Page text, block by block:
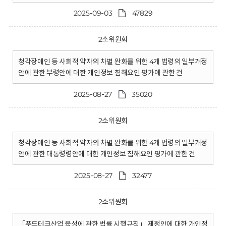
2025-09-03 47829
2소위원회
청각장애인 등 사회적 약자의 차별 완화를 위한 4개 법령의 일부개정
안에 관한 부령안에 대한 개인정보 침해요인 평가에 관한 건
2025-08-27 35020
2소위원회
청각장애인 등 사회적 약자의 차별 완화를 위한 4개 법령의 일부개정
안에 관한 대통령령안에 대한 개인정보 침해요인 평가에 관한 건
2025-08-27 32477
2소위원회
「푸드테크산업 육성에 관한 법률 시행규칙」 제정안에 대한 개인정